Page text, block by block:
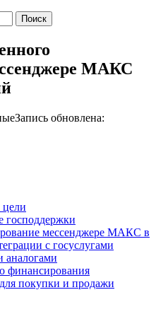
МАКС
Запись обновлена:
господдержки
мессенджере МАКС в
с госуслугами
аналогами
финансирования
покупки и продажи